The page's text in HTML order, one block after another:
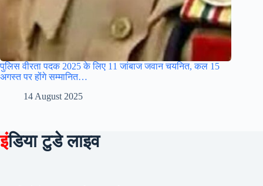
पुलिस वीरता पदक 2025 के लिए 11 जांबाज जवान चयनित, कल 15
अगस्त पर होंगे सम्मानित…
14 August 2025
इंडिया टुडे लाइव